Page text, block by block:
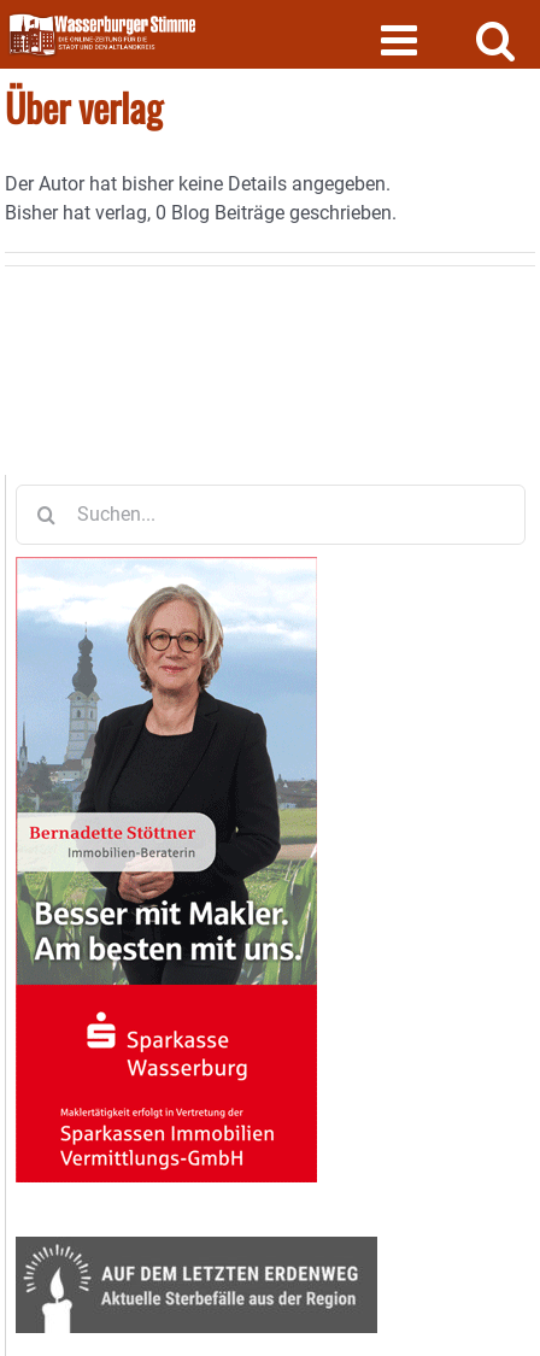
Skip
to
content
Überverlag
Der Autor hat bisher keine Details angegeben.
Bisher hat verlag, 0 Blog Beiträge geschrieben.
nach: